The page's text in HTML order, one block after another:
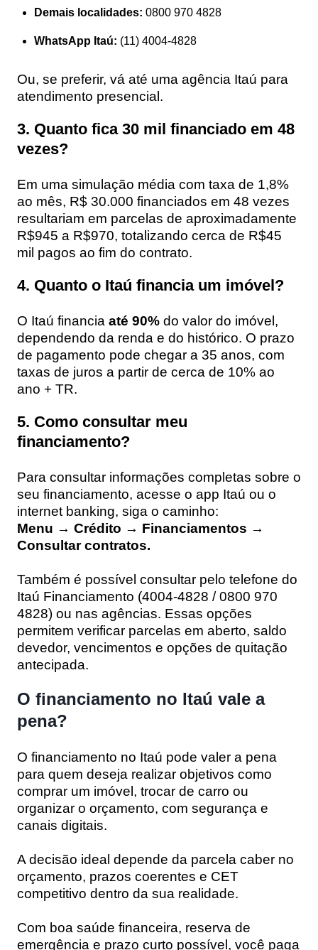
Demais localidades: 0800 970 4828
WhatsApp Itaú: (11) 4004-4828
Ou, se preferir, vá até uma agência Itaú para
atendimento presencial.
3. Quanto fica 30 mil financiado em 48
vezes?
Em uma simulação média com taxa de 1,8%
ao mês, R$ 30.000 financiados em 48 vezes
resultariam em parcelas de aproximadamente
R$945 a R$970, totalizando cerca de R$45
mil pagos ao fim do contrato.
4. Quanto o Itaú financia um imóvel?
O Itaú financia até 90% do valor do imóvel,
dependendo da renda e do histórico. O prazo
de pagamento pode chegar a 35 anos, com
taxas de juros a partir de cerca de 10% ao
ano + TR.
5. Como consultar meu
financiamento?
Para consultar informações completas sobre o
seu financiamento, acesse o app Itaú ou o
internet banking, siga o caminho:
Menu → Crédito → Financiamentos →
Consultar contratos.
Também é possível consultar pelo telefone do
Itaú Financiamento (4004-4828 / 0800 970
4828) ou nas agências. Essas opções
permitem verificar parcelas em aberto, saldo
devedor, vencimentos e opções de quitação
antecipada.
O financiamento no Itaú vale a
pena?
O financiamento no Itaú pode valer a pena
para quem deseja realizar objetivos como
comprar um imóvel, trocar de carro ou
organizar o orçamento, com segurança e
canais digitais.
A decisão ideal depende da parcela caber no
orçamento, prazos coerentes e CET
competitivo dentro da sua realidade.
Com boa saúde financeira, reserva de
emergência e prazo curto possível, você paga